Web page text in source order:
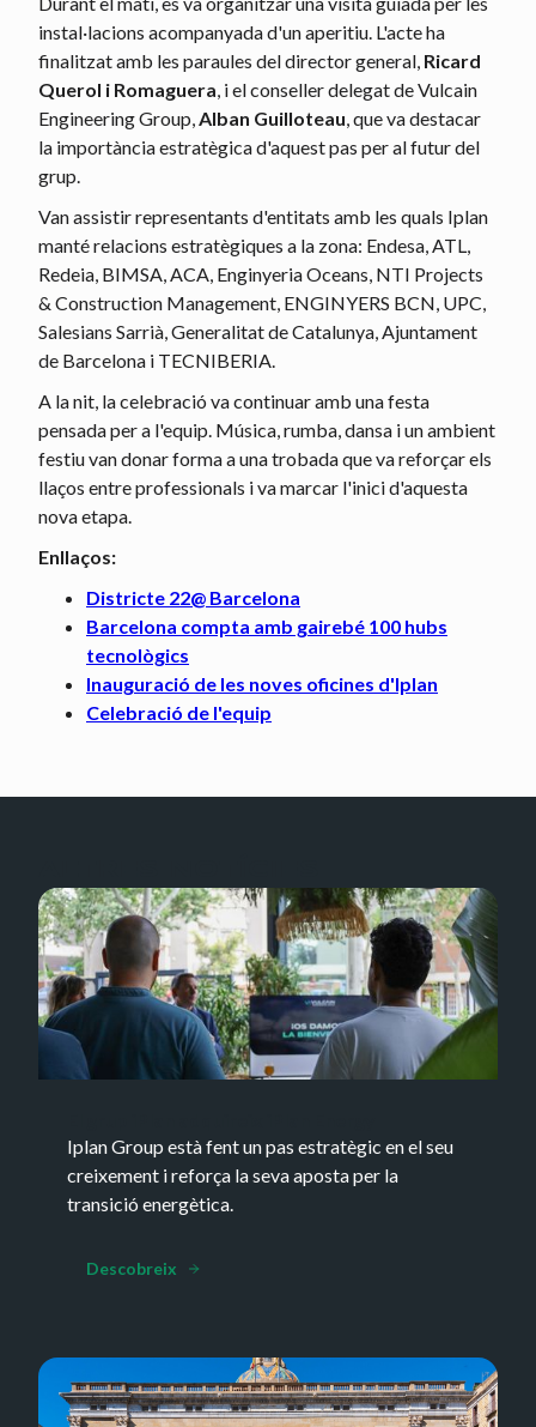
instal·lacions acompanyada d'un aperitiu. L'acte ha
finalitzat amb les paraules del director general, Ricard
Querol i Romaguera, i el conseller delegat de Vulcain
Engineering Group,Alban Guilloteau, que va destacar
la importància estratègica d'aquest pas per al futur del
grup.
Van assistir representants d'entitats amb les quals Iplan
manté relacions estratègiques a la zona: Endesa, ATL,
Redeia, BIMSA, ACA, Enginyeria Oceans, NTI Projects
& Construction Management, ENGINYERS BCN, UPC,
Salesians Sarrià, Generalitat de Catalunya, Ajuntament
de Barcelona i TECNIBERIA.
A la nit, la celebració va continuar amb una festa
pensada per a l'equip. Música, rumba, dansa i un ambient
festiu van donar forma a una trobada que va reforçar els
llaços entre professionals i va marcar l'inici d'aquesta
nova etapa.
Enllaços:
Districte 22@ Barcelona
Barcelona compta amb gairebé 100 hubs
tecnològics
Inauguració de les noves oficines d'Iplan
Celebració de l'equip
Iplan Group està fent un pas estratègic en el seu
creixement i reforça la seva aposta per la
transició energètica.
Descobreix